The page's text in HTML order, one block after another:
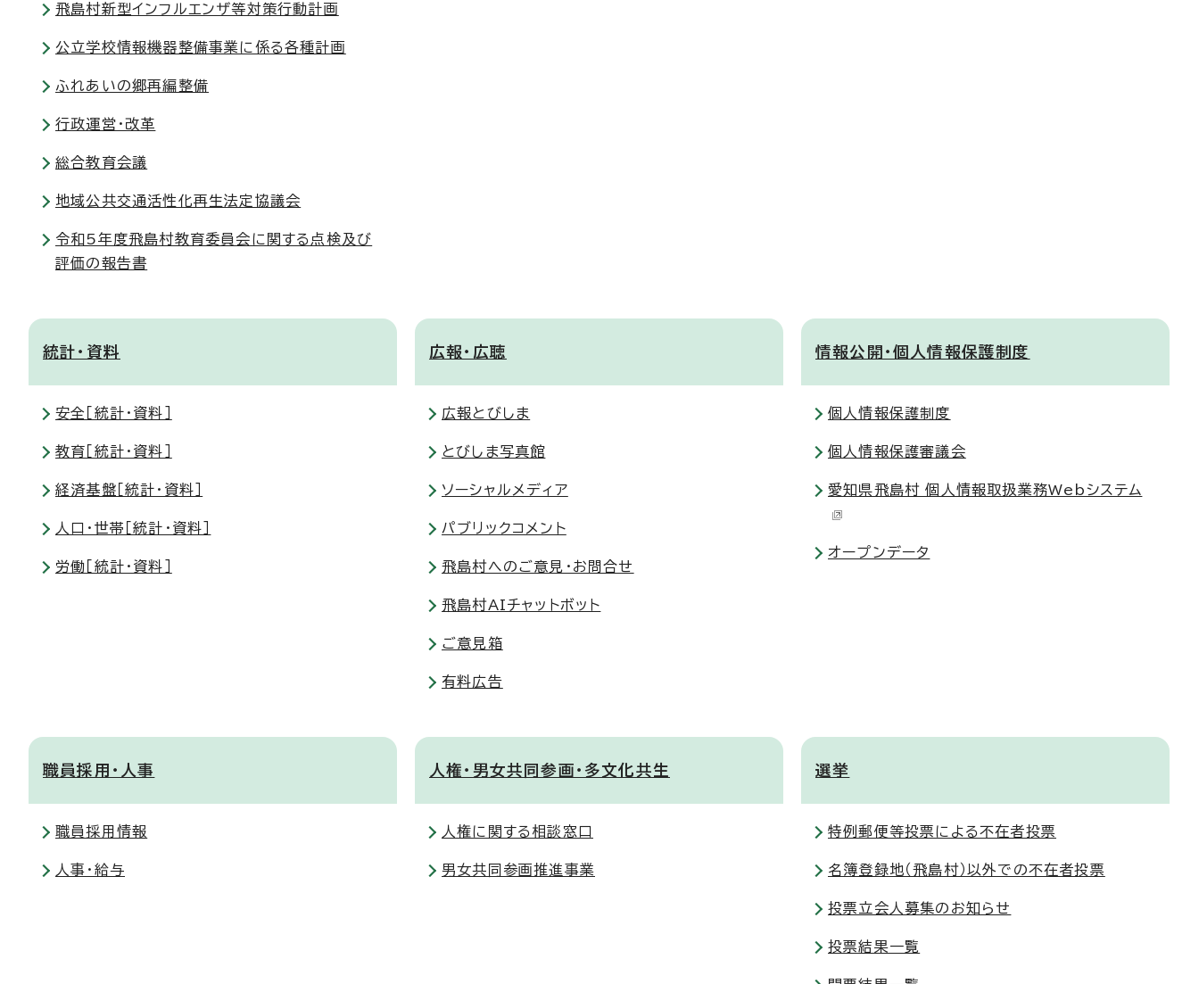
飛島村新型インフルエンザ等対策行動計画
公立学校情報機器整備事業に係る各種計画
ふれあいの郷再編整備
行政運営・改革
総合教育会議
地域公共交通活性化再生法定協議会
令和5年度飛島村教育委員会に関する点検及び
評価の報告書
統計・資料
安全［統計・資料］
教育［統計・資料］
経済基盤［統計・資料］
人口・世帯［統計・資料］
労働［統計・資料］
広報・広聴
広報とびしま
とびしま写真館
ソーシャルメディア
パブリックコメント
飛島村へのご意見・お問合せ
飛島村AIチャットボット
ご意見箱
有料広告
情報公開・個人情報保護制度
個人情報保護制度
個人情報保護審議会
愛知県飛島村 個人情報取扱業務Webシステム
オープンデータ
職員採用・人事
職員採用情報
人事・給与
人権・男女共同参画・多文化共生
人権に関する相談窓口
男女共同参画推進事業
選挙
特例郵便等投票による不在者投票
名簿登録地（飛島村）以外での不在者投票
投票立会人募集のお知らせ
投票結果一覧